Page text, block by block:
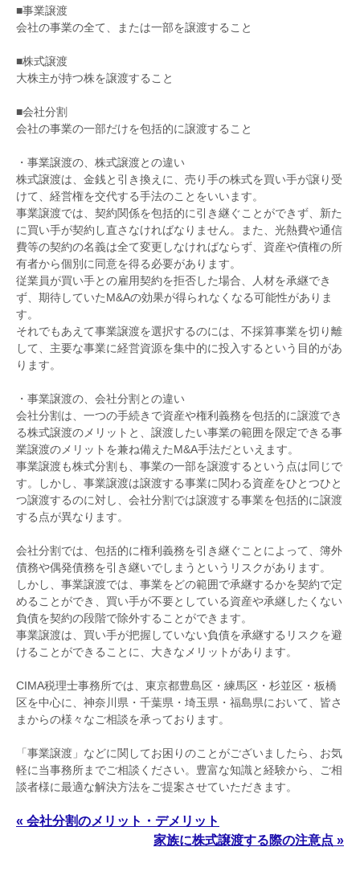
■事業譲渡
会社の事業の全て、または一部を譲渡すること
■株式譲渡
大株主が持つ株を譲渡すること
■会社分割
会社の事業の一部だけを包括的に譲渡すること
・事業譲渡の、株式譲渡との違い
株式譲渡は、金銭と引き換えに、売り手の株式を買い手が譲り受
けて、経営権を交代する手法のことをいいます。
事業譲渡では、契約関係を包括的に引き継ぐことができず、新た
に買い手が契約し直さなければなりません。また、光熱費や通信
費等の契約の名義は全て変更しなければならず、資産や債権の所
有者から個別に同意を得る必要があります。
従業員が買い手との雇用契約を拒否した場合、人材を承継でき
ず、期待していたM&Aの効果が得られなくなる可能性がありま
す。
それでもあえて事業譲渡を選択するのには、不採算事業を切り離
して、主要な事業に経営資源を集中的に投入するという目的があ
ります。
・事業譲渡の、会社分割との違い
会社分割は、一つの手続きで資産や権利義務を包括的に譲渡でき
る株式譲渡のメリットと、譲渡したい事業の範囲を限定できる事
業譲渡のメリットを兼ね備えたM&A手法だといえます。
事業譲渡も株式分割も、事業の一部を譲渡するという点は同じで
す。しかし、事業譲渡は譲渡する事業に関わる資産をひとつひと
つ譲渡するのに対し、会社分割では譲渡する事業を包括的に譲渡
する点が異なります。
会社分割では、包括的に権利義務を引き継ぐことによって、簿外
債務や偶発債務を引き継いでしまうというリスクがあります。
しかし、事業譲渡では、事業をどの範囲で承継するかを契約で定
めることができ、買い手が不要としている資産や承継したくない
負債を契約の段階で除外することができます。
事業譲渡は、買い手が把握していない負債を承継するリスクを避
けることができることに、大きなメリットがあります。
CIMA税理士事務所では、東京都豊島区・練馬区・杉並区・板橋
区を中心に、神奈川県・千葉県・埼玉県・福島県において、皆さ
まからの様々なご相談を承っております。
「事業譲渡」などに関してお困りのことがございましたら、お気
軽に当事務所までご相談ください。豊富な知識と経験から、ご相
談者様に最適な解決方法をご提案させていただきます。
« 会社分割のメリット・デメリット
家族に株式譲渡する際の注意点 »